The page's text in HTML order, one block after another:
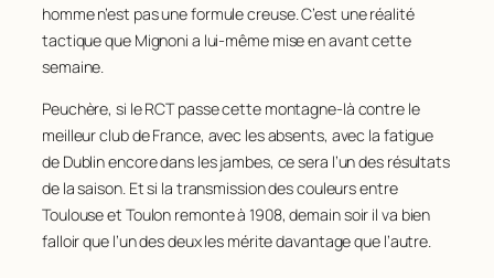
homme n’est pas une formule creuse. C’est une réalité
tactique que Mignoni a lui-même mise en avant cette
semaine.
Peuchère, si le RCT passe cette montagne-là contre le
meilleur club de France, avec les absents, avec la fatigue
de Dublin encore dans les jambes, ce sera l’un des résultats
de la saison. Et si la transmission des couleurs entre
Toulouse et Toulon remonte à 1908, demain soir il va bien
falloir que l’un des deux les mérite davantage que l’autre.